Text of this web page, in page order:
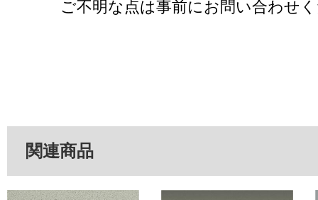
ご不明な点は事前にお問い合わせ
関連商品